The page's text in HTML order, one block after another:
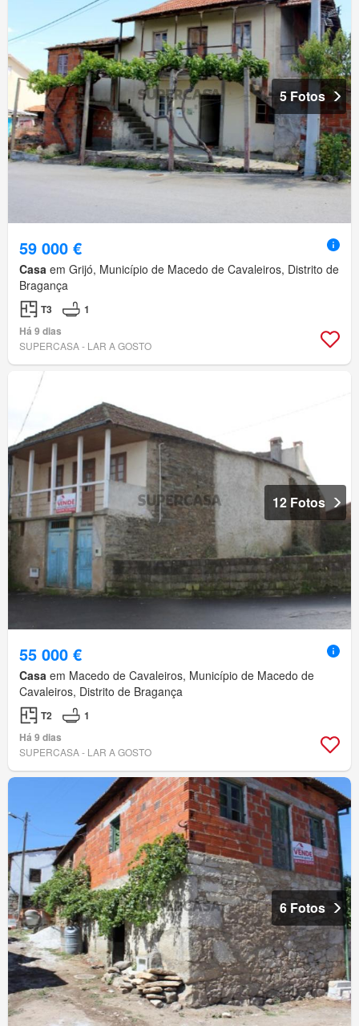
5 Fotos
59 000 €
Casa em Grijó, Município de Macedo de Cavaleiros, Distrito de
Bragança
T3
1
Há 9 dias
SUPERCASA - LAR A GOSTO
12 Fotos
55 000 €
Casa em Macedo de Cavaleiros, Município de Macedo de
Cavaleiros, Distrito de Bragança
T2
1
Há 9 dias
SUPERCASA - LAR A GOSTO
6 Fotos